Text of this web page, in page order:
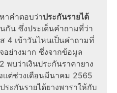
าคำตอบว่าประกันรายได้
กัน ซึ่งประเด็นคำถามที่ว่า
4 เข้าวันไหนเป็นคำถามที่
อย่างมาก ซึ่งจากข้อมูล
พบว่าเงินประกันราคายาง
แต่ช่วงเดือนมีนาคม 2565
ระกันรายได้ยางพาราให้กับ